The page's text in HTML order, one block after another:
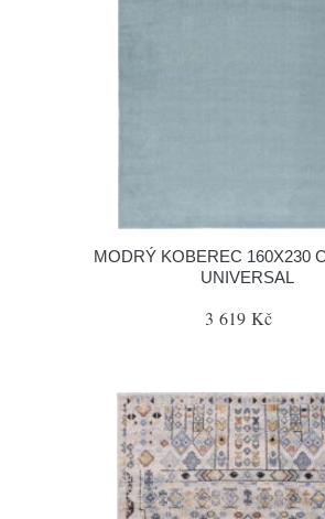
MODRÝ KOBEREC 160X230
UNIVERSAL
3 619 Kč